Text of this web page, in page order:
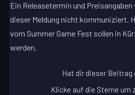
Ein Releasetermin und
dieser Meldung nicht kommuniziert.
vom Summer Game Fest sollen in
werden.
Hat dir dieser Beitrag
Klicke auf die Sterne um